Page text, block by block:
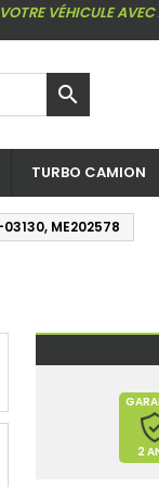
VÉHICULE AVEC

TURBO CAMION
ME202578
2